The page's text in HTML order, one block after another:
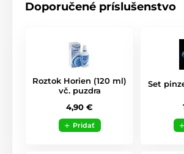
Doporučené príslušenstvo
Roztok Horien (120 ml)
vč. puzdra
4,90 €
Pridať
Set